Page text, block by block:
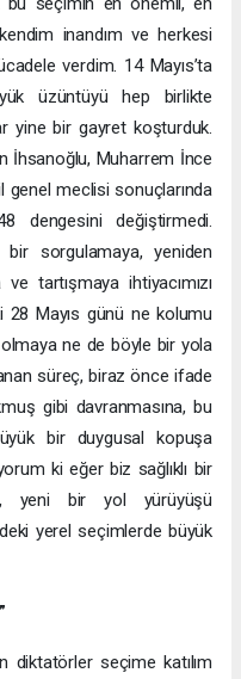
inandım ve herkesi
verdim. 14 Mayıs’ta
üzüntüyü hep birlikte
yine bir gayret koşturduk.
İhsanoğlu, Muharrem İnce
meclisi sonuçlarında
dengesini değiştirmedi.
sorgulamaya, yeniden
tartışmaya ihtiyacımızı
28 Mayıs günü ne kolumu
olmaya ne de böyle bir yola
süreç, biraz önce ifade
gibi davranmasına, bu
bir duygusal kopuşa
ki eğer biz sağlıklı bir
yeni bir yol yürüyüşü
yerel seçimlerde büyük
diktatörler seçime katılım